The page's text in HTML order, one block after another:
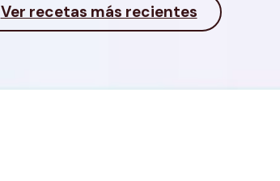
Ver recetas más recientes